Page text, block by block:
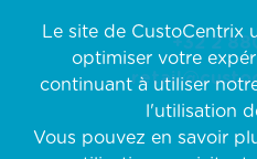
Le site de CustoCentrix
optimiser votre
continuant à utiliser
l'utilisation
Vous pouvez en savoir
+32 2